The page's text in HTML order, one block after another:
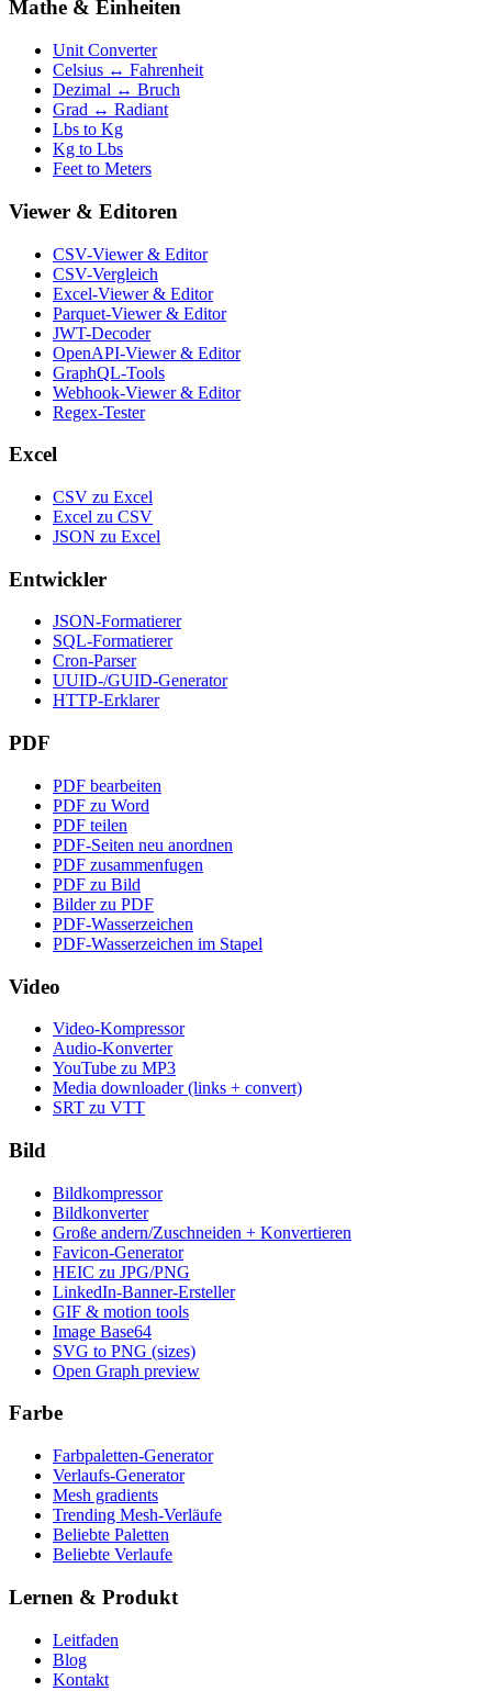
Mathe & Einheiten
Unit Converter
Celsius ↔ Fahrenheit
Dezimal ↔ Bruch
Grad ↔ Radiant
Lbs to Kg
Kg to Lbs
Feet to Meters
Viewer & Editoren
CSV-Viewer & Editor
CSV-Vergleich
Excel-Viewer & Editor
Parquet-Viewer & Editor
JWT-Decoder
OpenAPI-Viewer & Editor
GraphQL-Tools
Webhook-Viewer & Editor
Regex-Tester
Excel
CSV zu Excel
Excel zu CSV
JSON zu Excel
Entwickler
JSON-Formatierer
SQL-Formatierer
Cron-Parser
UUID-/GUID-Generator
HTTP-Erklarer
PDF
PDF bearbeiten
PDF zu Word
PDF teilen
PDF-Seiten neu anordnen
PDF zusammenfugen
PDF zu Bild
Bilder zu PDF
PDF-Wasserzeichen
PDF-Wasserzeichen im Stapel
Video
Video-Kompressor
Audio-Konverter
YouTube zu MP3
Media downloader (links + convert)
SRT zu VTT
Bild
Bildkompressor
Bildkonverter
Große andern/Zuschneiden + Konvertieren
Favicon-Generator
HEIC zu JPG/PNG
LinkedIn-Banner-Ersteller
GIF & motion tools
Image Base64
SVG to PNG (sizes)
Open Graph preview
Farbe
Farbpaletten-Generator
Verlaufs-Generator
Mesh gradients
Trending Mesh-Verläufe
Beliebte Paletten
Beliebte Verlaufe
Lernen & Produkt
Leitfaden
Blog
Kontakt